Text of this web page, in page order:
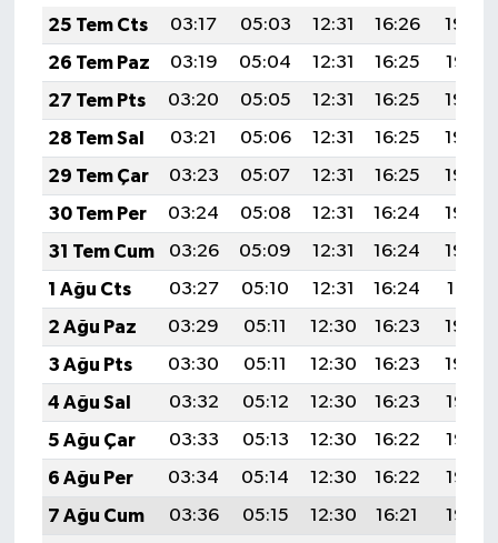
25 Tem Cts
03:17 05:03 12:31 16:26
19:48
26 Tem Paz
03:19 05:04 12:31 16:25
19:47
27 Tem Pts
03:20 05:05 12:31 16:25
19:46
28 Tem Sal
03:21 05:06 12:31 16:25
19:45
29 Tem Çar
03:23 05:07 12:31 16:25
19:44
30 Tem Per
03:24 05:08 12:31 16:24
19:43
31 Tem Cum
03:26 05:09 12:31 16:24
19:42
1 Ağu Cts
03:27 05:10 12:31 16:24
19:41
2 Ağu Paz
03:29 05:11 12:30 16:23
19:40
3 Ağu Pts
03:30 05:11 12:30 16:23
19:39
4 Ağu Sal
03:32 05:12 12:30 16:23
19:38
5 Ağu Çar
03:33 05:13 12:30 16:22
19:37
6 Ağu Per
03:34 05:14 12:30 16:22
19:36
7 Ağu Cum
03:36 05:15 12:30 16:21
19:35